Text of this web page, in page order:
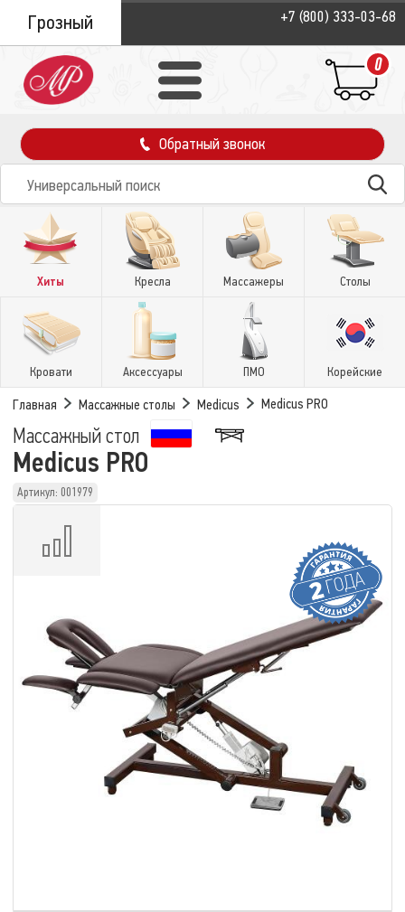
Грозный +7 (800) 333-03-68
0
Обратный звонок
Хиты Кресла Массажеры Столы
Кровати Аксессуары ПМО Корейские
Главная Массажные столы Medicus Medicus PRO
Массажный стол
Medicus PRO
Артикул: 001979